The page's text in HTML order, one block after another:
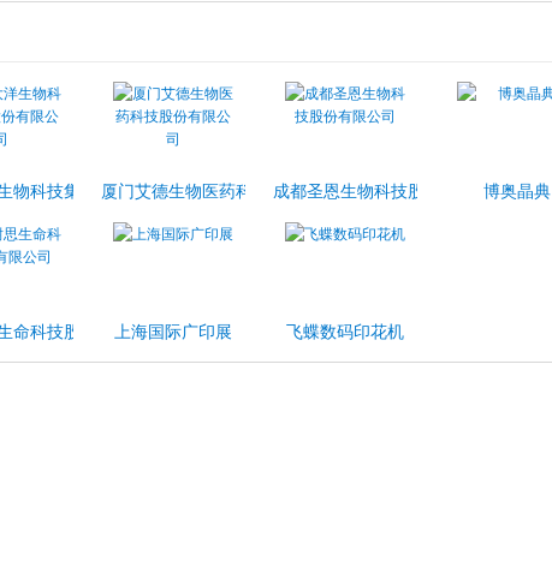
物科技集团股份有限公司
厦门艾德生物医药科技股份有限公司成都圣恩生物科技股份有限公司博奥晶典
司
命科技股份有限公司上海国际广印展 飞蝶数码印花机